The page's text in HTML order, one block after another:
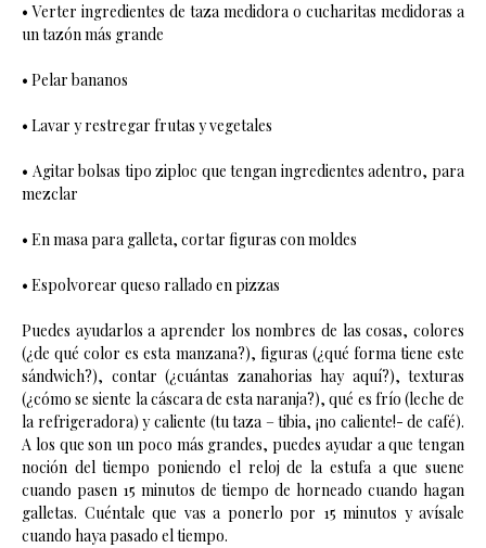
• Verter ingredientes de taza medidora o cucharitas medidoras a
un tazón más grande
• Pelar bananos
• Lavar y restregar frutas y vegetales
• Agitar bolsas tipo ziploc que tengan ingredientes adentro, para
mezclar
• En masa para galleta, cortar figuras con moldes
• Espolvorear queso rallado en pizzas
Puedes ayudarlos a aprender los nombres de las cosas, colores
(¿de qué color es esta manzana?), figuras (¿qué forma tiene este
sándwich?), contar (¿cuántas zanahorias hay aquí?), texturas
(¿cómo se siente la cáscara de esta naranja?), qué es frío (leche de
la refrigeradora) y caliente (tu taza – tibia, ¡no caliente!- de café).
A los que son un poco más grandes, puedes ayudar a que tengan
noción del tiempo poniendo el reloj de la estufa a que suene
cuando pasen 15 minutos de tiempo de horneado cuando hagan
galletas. Cuéntale que vas a ponerlo por 15 minutos y avísale
cuando haya pasado el tiempo.